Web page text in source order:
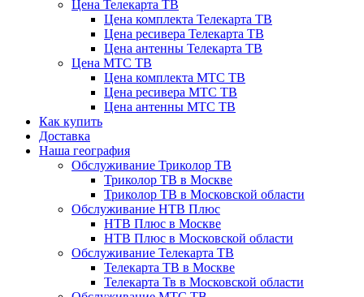
Цена Телекарта ТВ
Цена комплекта Телекарта ТВ
Цена ресивера Телекарта ТВ
Цена антенны Телекарта ТВ
Цена МТС ТВ
Цена комплекта МТС ТВ
Цена ресивера МТС ТВ
Цена антенны МТС ТВ
Как купить
Доставка
Наша география
Обслуживание Триколор ТВ
Триколор ТВ в Москве
Триколор ТВ в Московской области
Обслуживание НТВ Плюс
НТВ Плюс в Москве
НТВ Плюс в Московской области
Обслуживание Телекарта ТВ
Телекарта ТВ в Москве
Телекарта Тв в Московской области